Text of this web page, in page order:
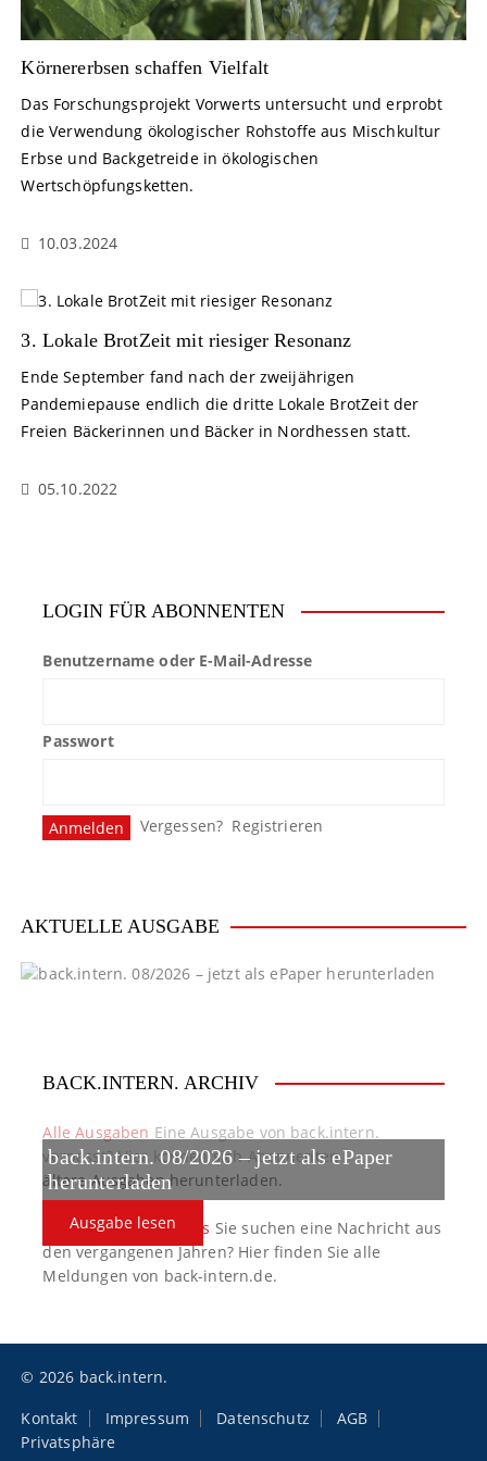
Körnererbsen schaffen Vielfalt
Das Forschungsprojekt Vorwerts untersucht und erprobt
die Verwendung ökologischer Rohstoffe aus Mischkultur
Erbse und Backgetreide in ökologischen
Wertschöpfungsketten.
10.03.2024
3. Lokale BrotZeit mit riesiger Resonanz
Ende September fand nach der zweijährigen
Pandemiepause endlich die dritte Lokale BrotZeit der
Freien Bäckerinnen und Bäcker in Nordhessen statt.
05.10.2022
LOGIN FÜR ABONNENTEN
Benutzername oder E-Mail-Adresse
Passwort
Vergessen? Registrieren
AKTUELLE AUSGABE
back.intern. 08/2026 – jetzt als ePaper
herunterladen
Ausgabe lesen
BACK.INTERN. ARCHIV
Alle Ausgaben Eine Ausgabe von back.intern.
verpasst? Hier können sich Abonnenten
ältere Ausgaben herunterladen.
back.intern. Top-News Sie suchen eine Nachricht aus
den vergangenen Jahren? Hier finden Sie alle
Meldungen von back-intern.de.
© 2026 back.intern.
Kontakt
Impressum Datenschutz
AGB
Privatsphäre